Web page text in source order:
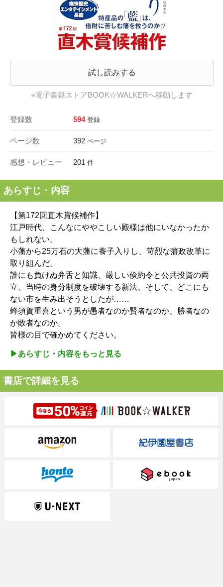
試し読みする
※電子書籍ストアBOOK☆WALKERへ移動します
登録数 594 登録
ページ数 392 ページ
感想・レビュー 201 件
あらすじ・内容
【第172回直木賞候補作】
江戸時代、こんなにややこしい殿様は他にいなかったか
もしれない。
小藩から25万石の大藩に養子入りし、苛烈な藩政改革に
取り組んだ。
誰にも負けぬ弁舌と知識、厳しい倹約令と公共投資の両
立、当時の身分制度を破壊する新法、そして、どこにも
ない市を生み出そうとしたが……
蜂須賀重喜という男が愚者なのか賢者なのか、勝者なの
か敗者なのか。
皆様の目で確かめてください。
▶︎あらすじ・内容をもっと見る
書店で詳細を見る